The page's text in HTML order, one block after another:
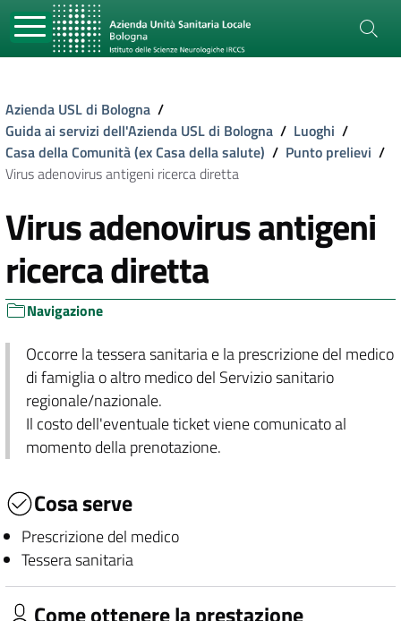
Azienda USL di Bologna /
Guida ai servizi dell'Azienda USL di Bologna / Luoghi /
Casa della Comunità (ex Casa della salute) / Punto prelievi /
Virus adenovirus antigeni ricerca diretta
Virus adenovirus antigeni
ricerca diretta
Navigazione
Occorre la tessera sanitaria e la prescrizione del medico
di famiglia o altro medico del Servizio sanitario
regionale/nazionale.
Il costo dell'eventuale ticket viene comunicato al
momento della prenotazione.
Cosa serve
Prescrizione del medico
Tessera sanitaria